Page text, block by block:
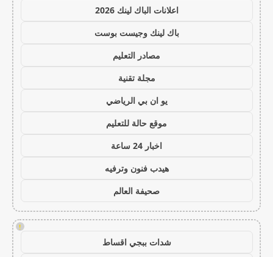
اعلانات الباك لينك 2026
باك لينك وجيست بوست
مصادر التعليم
مجلة تقنية
يو ان بي الرياضي
موقع حالة للتعليم
اخبار 24 ساعة
هيدب فنون وترفيه
صحيفة العالم
!
شدات ببجي اقساط